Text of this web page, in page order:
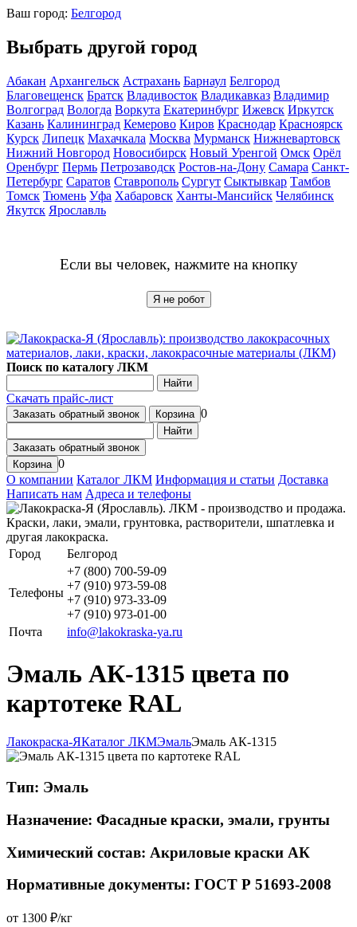
Ваш город: Белгород
Выбрать другой город
Абакан Архангельск Астрахань Барнаул Белгород
Благовещенск Братск Владивосток Владикавказ Владимир
Волгоград Вологда Воркута Екатеринбург Ижевск Иркутск
Казань Калининград Кемерово Киров Краснодар Красноярск
Курск Липецк Махачкала Москва Мурманск Нижневартовск
Нижний Новгород Новосибирск Новый Уренгой Омск Орёл
Оренбург Пермь Петрозаводск Ростов-на-Дону Самара Санкт-
Петербург Саратов Ставрополь Сургут Сыктывкар Тамбов
Томск Тюмень Уфа Хабаровск Ханты-Мансийск Челябинск
Якутск Ярославль
Если вы человек, нажмите на кнопку
Я не робот
Поиск по каталогу ЛКМ
Найти
Скачать прайс-лист
Заказать обратный звонок Корзина 0
Найти
Заказать обратный звонок
Корзина 0
О компании Каталог ЛКМ Информация и статьи Доставка
Написать нам Адреса и телефоны
Город Белгород
Телефоны
+7 (800) 700-59-09
+7 (910) 973-59-08
+7 (910) 973-33-09
+7 (910) 973-01-00
Почта
info@lakokraska-ya.ru
Эмаль АК-1315 цвета по
картотеке RAL
Лакокраска-ЯКаталог ЛКМЭмальЭмаль АК-1315
Тип: Эмаль
Назначение: Фасадные краски, эмали, грунты
Химический состав: Акриловые краски АК
Нормативные документы: ГОСТ Р 51693-2008
от 1300 ₽/кг